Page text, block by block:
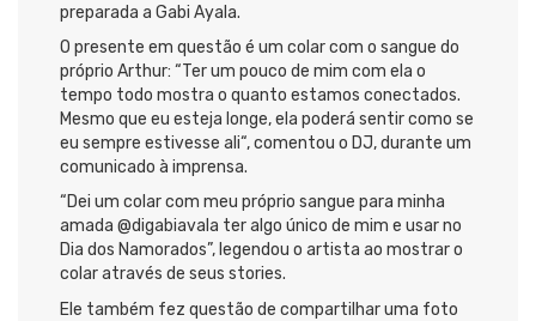
preparada a Gabi Ayala.
O presente em questão é um colar com o sangue do
próprio Arthur: “Ter um pouco de mim com ela o
tempo todo mostra o quanto estamos conectados.
Mesmo que eu esteja longe, ela poderá sentir como se
eu sempre estivesse ali“, comentou o DJ, durante um
comunicado à imprensa.
“Dei um colar com meu próprio sangue para minha
amada @digabiavala ter algo único de mim e usar no
Dia dos Namorados”, legendou o artista ao mostrar o
colar através de seus stories.
Ele também fez questão de compartilhar uma foto